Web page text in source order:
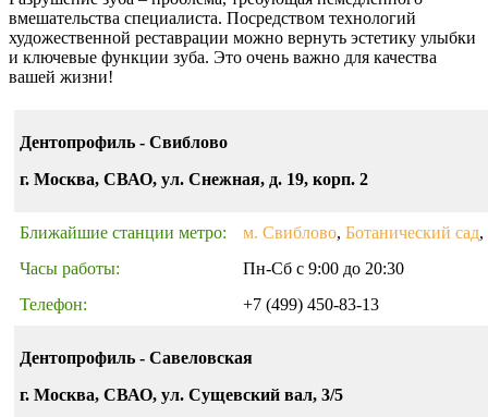
вмешательства специалиста. Посредством технологий
художественной реставрации можно вернуть эстетику улыбки
и ключевые функции зуба. Это очень важно для качества
вашей жизни!
Дентопрофиль - Свиблово
г. Москва, СВАО, ул. Снежная, д. 19, корп. 2
Ближайшие станции метро: м. Свиблово, Ботанический сад,
Часы работы:
Пн-Сб с 9:00 до 20:30
Телефон:
+7 (499) 450-83-13
Дентопрофиль - Савеловская
г. Москва, СВАО, ул. Сущевский вал, 3/5